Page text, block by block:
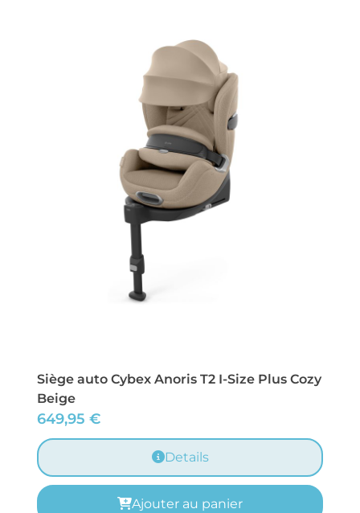
Siège auto Cybex Anoris T2 I-Size Plus Cozy
Beige
649,95 €
Details
Ajouter au panier